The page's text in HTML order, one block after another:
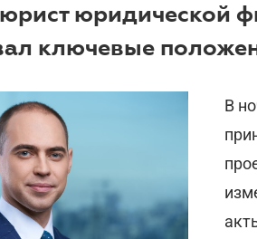
юридической
ключевые
В